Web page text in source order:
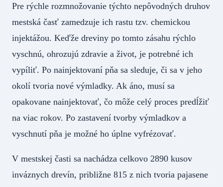
Pre rýchle rozmnožovanie týchto nepôvodných druhov
mestská časť zamedzuje ich rastu tzv. chemickou
injektážou. Keďže dreviny po tomto zásahu rýchlo
vyschnú, ohrozujú zdravie a život, je potrebné ich
vypíliť. Po nainjektovaní pňa sa sleduje, či sa v jeho
okolí tvoria nové výmladky. Ak áno, musí sa
opakovane nainjektovať, čo môže celý proces predĺžiť
na viac rokov. Po zastavení tvorby výmladkov a
vyschnutí pňa je možné ho úplne vyfrézovať.
V mestskej časti sa nachádza celkovo 2890 kusov
inváznych drevín, približne 815 z nich tvoria pajasene